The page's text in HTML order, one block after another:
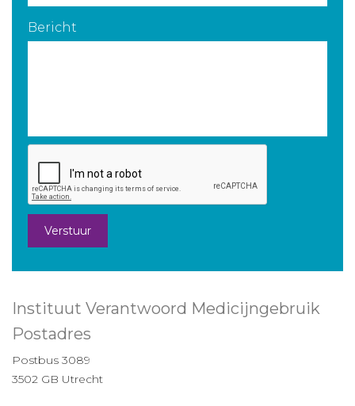
Bericht
Verstuur
Instituut Verantwoord Medicijngebruik
Postadres
Postbus 3089
3502 GB Utrecht